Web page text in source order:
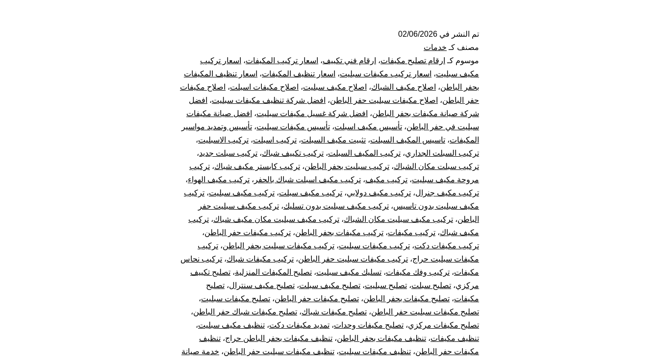
تنظيف
مكيفات
بحفر
الباطن
سبليت
مركزي
دولابي
شباك
كونسيلد
تم النشر في 02/06/2026
مصنف كـ خدمات
موسوم كـ ارقام تصليح مكيفات، ارقام فني تكييف، اسعار تركيب المكيفات، اسعار تركيب
مكيف سبليت، اسعار تركيب مكيفات سبليت، اسعار تنظيف المكيفات، اسعار تنظيف المكيفات
بحفر الباطن، اصلاح مكيف الشباك، اصلاح مكيف سبليت، اصلاح مكيفات اسبلت، اصلاح مكيفات
حفر الباطن، اصلاح مكيفات سبليت حفر الباطن، افضل شركة تنظيف مكيفات سبليت، افضل
شركة صيانة مكيفات بحفر الباطن، افضل شركة غسيل مكيفات سبليت، افضل صيانة مكيفات
سبليت في حفر الباطن، تأسيس مكيف اسبلت، تأسيس مكيفات سبليت، تأسيس وتمديد مواسير
المكيفات، تاسيس المكيف السبلت، تثبيت مكيف السبلت، تركيب اسبلت، تركيب الاسبليت،
تركيب السبلت الجداري، تركيب المكيف السبلت، تركيب تكييف شباك، تركيب سبلت جديد،
تركيب سبلت مكان الشباك، تركيب سبليت بحفر الباطن، تركيب كابستر مكيف شباك، تركيب
مروحة مكيف سبليت، تركيب مكيف، تركيب مكيف اسبلت شباك بالحفر ، تركيب مكيف الهواء،
تركيب مكيف جنرال، تركيب مكيف دولابي، تركيب مكيف سبلت، تركيب مكيف سبليت، تركيب
مكيف سبليت بدون تاسيس، تركيب مكيف سبليت بدون تسليك، تركيب مكيف سبليت حفر
الباطن، تركيب مكيف سبليت مكان الشباك، تركيب مكيف سبليت مكان مكيف شباك، تركيب
مكيف شباك، تركيب مكيفات، تركيب مكيفات بحفر الباطن، تركيب مكيفات حفر الباطن،
تركيب مكيفات دكت، تركيب مكيفات سبليت، تركيب مكيفات سبليت بحفر الباطن، تركيب
مكيفات سبليت حراج، تركيب مكيفات سبليت حفر الباطن، تركيب مكيفات شباك، تركيب نحاس
مكيفات، تركيب وفك مكيفات، تسليك مكيف سبليت، تصليح المكيفات المنزلية، تصليح تكييف
مركزي، تصليح سبلت، تصليح سبليت، تصليح مكيف سبلت، تصليح مكيف سنترال، تصليح
مكيفات، تصليح مكيفات بحفر الباطن، تصليح مكيفات حفر الباطن، تصليح مكيفات سبليت،
تصليح مكيفات سبليت حفر الباطن، تصليح مكيفات شباك، تصليح مكيفات شباك حفر الباطن،
تصليح مكيفات مركزي، تصليح مكيفات وحدات، تمديد مكيفات دكت، تنظيف مكيف سبليت،
تنظيف مكيفات، تنظيف مكيفات بحفر الباطن، تنظيف مكيفات بحفر الباطن حراج، تنظيف
مكيفات حفر الباطن، تنظيف مكيفات سبليت، تنظيف مكيفات سبليت حفر الباطن، خدمة صيانة